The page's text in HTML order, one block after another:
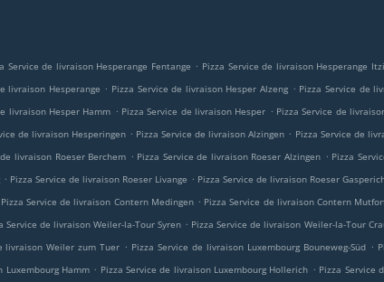
Service de livraison Hesperange Fentange . Pizza Service de livraison Hesperange
livraison Hesperange . Pizza Service de livraison Hesper Alzeng . Pizza Service de
livraison Hesper Hamm . Pizza Service de livraison Hesper . Pizza Service de
de livraison Hesperingen . Pizza Service de livraison Alzingen . Pizza Service de
livraison Roeser Berchem . Pizza Service de livraison Roeser Alzingen . Pizza
. Pizza Service de livraison Roeser Livange . Pizza Service de livraison Roeser
Pizza Service de livraison Contern Medingen . Pizza Service de livraison Contern
Service de livraison Weiler-la-Tour Syren . Pizza Service de livraison Weiler-la-Tour
livraison Weiler zum Tuer . Pizza Service de livraison Luxembourg Bouneweg-Süd .
Luxembourg Hamm . Pizza Service de livraison Luxembourg Hollerich . Pizza Service